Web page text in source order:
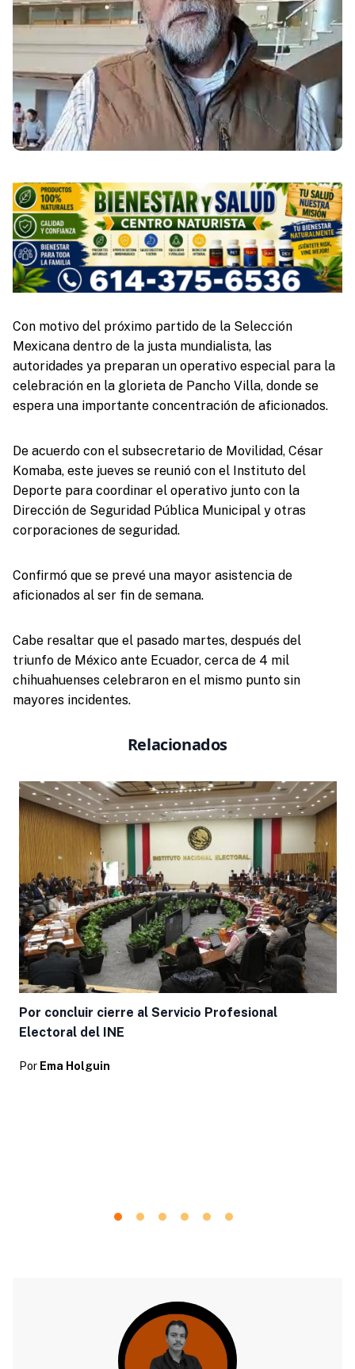
Con motivo del próximo partido de la Selección
Mexicana dentro de la justa mundialista, las
autoridades ya preparan un operativo especial para la
celebración en la glorieta de Pancho Villa, donde se
espera una importante concentración de aficionados.
De acuerdo con el subsecretario de Movilidad, César
Komaba, este jueves se reunió con el Instituto del
Deporte para coordinar el operativo junto con la
Dirección de Seguridad Pública Municipal y otras
corporaciones de seguridad.
Confirmó que se prevé una mayor asistencia de
aficionados al ser fin de semana.
Cabe resaltar que el pasado martes, después del
triunfo de México ante Ecuador, cerca de 4 mil
chihuahuenses celebraron en el mismo punto sin
mayores incidentes.
Relacionados
Por concluir cierre al Servicio Profesional
Electoral del INE
Por Ema Holguin